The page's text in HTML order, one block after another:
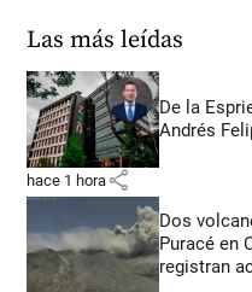
Las más leídas
De la
Andrés
hace 1 hora share
Dos
Puracé en
registran